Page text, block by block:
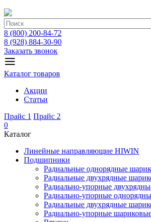
8 (800) 200-84-72
8 (928) 884-30-90
Заказать звонок
Каталог товаров
Акции
Статьи
Прайс 1 Прайс 2
0
Каталог
Линейные направляющие HIWIN
Подшипники
Радиальные однорядные
Радиальные двухрядные
Радиально-упорные
Радиально-упорные
Радиальные двухрядные
Радиально-упорные